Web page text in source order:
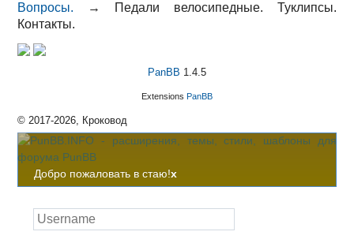
Вопросы.
→
Педали велосипедные. Туклипсы.
Контакты.
PanBB 1.4.5
Extensions PanBB
© 2017-2026, Кроковод
Добро пожаловать в стаю!x